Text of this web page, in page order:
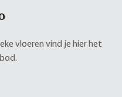
vloeren vind je hier het